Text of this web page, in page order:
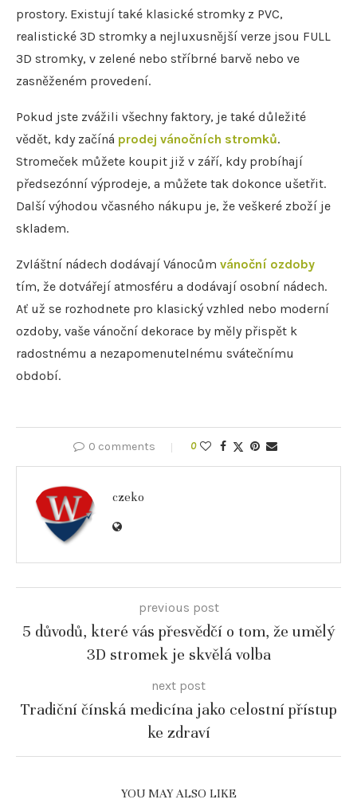
prostory. Existují také klasické stromky z PVC,
realistické 3D stromky a nejluxusnější verze jsou FULL
3D stromky, v zelené nebo stříbrné barvě nebo ve
zasněženém provedení.
Pokud jste zvážili všechny faktory, je také důležité
vědět, kdy začíná prodej vánočních stromků.
Stromeček můžete koupit již v září, kdy probíhají
předsezónní výprodeje, a můžete tak dokonce ušetřit.
Další výhodou včasného nákupu je, že veškeré zboží je
skladem.
Zvláštní nádech dodávají Vánocům vánoční ozdoby
tím, že dotvářejí atmosféru a dodávají osobní nádech.
Ať už se rozhodnete pro klasický vzhled nebo moderní
ozdoby, vaše vánoční dekorace by měly přispět k
radostnému a nezapomenutelnému svátečnímu
období.
0 comments 0
czeko
previous post
5 důvodů, které vás přesvědčí o tom, že umělý
3D stromek je skvělá volba
next post
Tradiční čínská medicína jako celostní přístup
ke zdraví
YOU MAY ALSO LIKE